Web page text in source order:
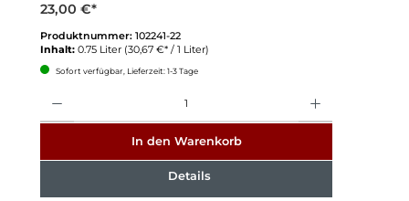
23,00 €*
Produktnummer: 102241-22
Inhalt: 0.75 Liter (30,67 €* / 1 Liter)
Sofort verfügbar, Lieferzeit: 1-3 Tage
In den Warenkorb
Details